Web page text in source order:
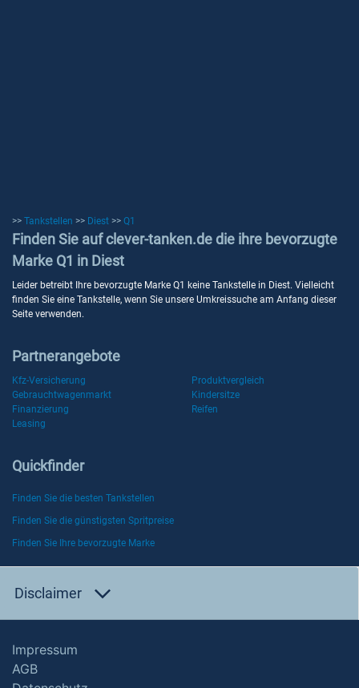
>> Tankstellen >> Diest >> Q1
Finden Sie auf clever-tanken.de die ihre bevorzugte
Marke Q1 in Diest
Leider betreibt Ihre bevorzugte Marke Q1 keine Tankstelle in Diest. Vielleicht
finden Sie eine Tankstelle, wenn Sie unsere Umkreissuche am Anfang dieser
Seite verwenden.
Partnerangebote
Kfz-Versicherung
Produktvergleich
Gebrauchtwagenmarkt
Kindersitze
Finanzierung
Reifen
Leasing
Quickfinder
Finden Sie die besten Tankstellen
Finden Sie die günstigsten Spritpreise
Finden Sie Ihre bevorzugte Marke
Disclaimer
Impressum
AGB